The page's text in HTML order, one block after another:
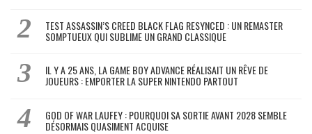
TEST ASSASSIN’S CREED BLACK FLAG RESYNCED : UN REMASTER
SOMPTUEUX QUI SUBLIME UN GRAND CLASSIQUE
IL Y A 25 ANS, LA GAME BOY ADVANCE RÉALISAIT UN RÊVE DE
JOUEURS : EMPORTER LA SUPER NINTENDO PARTOUT
GOD OF WAR LAUFEY : POURQUOI SA SORTIE AVANT 2028 SEMBLE
DÉSORMAIS QUASIMENT ACQUISE